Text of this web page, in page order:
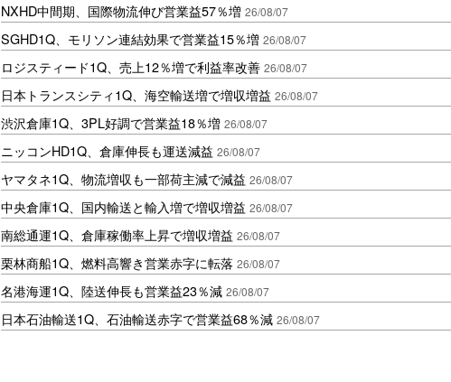
NXHD中間期、国際物流伸び営業益57％増 26/08/07
SGHD1Q、モリソン連結効果で営業益15％増 26/08/07
ロジスティード1Q、売上12％増で利益率改善 26/08/07
日本トランスシティ1Q、海空輸送増で増収増益 26/08/07
渋沢倉庫1Q、3PL好調で営業益18％増 26/08/07
ニッコンHD1Q、倉庫伸長も運送減益 26/08/07
ヤマタネ1Q、物流増収も一部荷主減で減益 26/08/07
中央倉庫1Q、国内輸送と輸入増で増収増益 26/08/07
南総通運1Q、倉庫稼働率上昇で増収増益 26/08/07
栗林商船1Q、燃料高響き営業赤字に転落 26/08/07
名港海運1Q、陸送伸長も営業益23％減 26/08/07
日本石油輸送1Q、石油輸送赤字で営業益68％減 26/08/07